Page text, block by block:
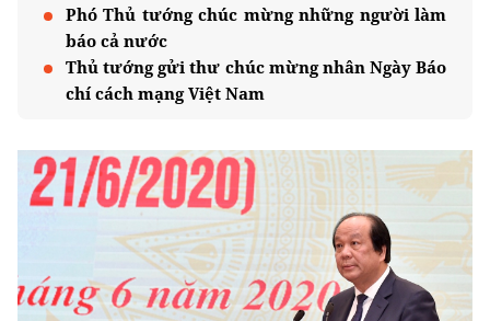
Phó Thủ tướng chúc mừng những người làm
báo cả nước
Thủ tướng gửi thư chúc mừng nhân Ngày Báo
chí cách mạng Việt Nam